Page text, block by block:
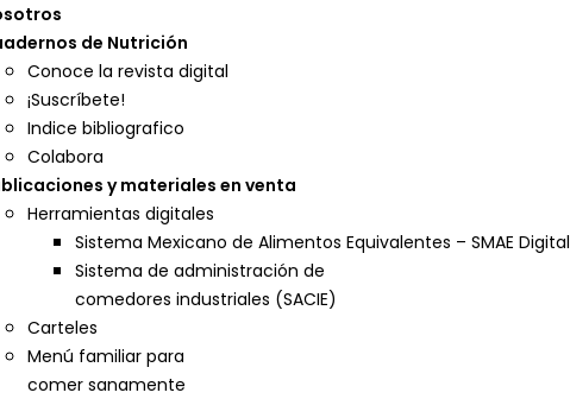
de Nutrición
Conoce la revista digital
¡Suscríbete!
Indice bibliografico
Colabora
y materiales en venta
Herramientas digitales
Sistema Mexicano de Alimentos Equivalentes – SMAE Digital
Sistema de administración de
comedores industriales (SACIE)
Carteles
Menú familiar para
comer sanamente